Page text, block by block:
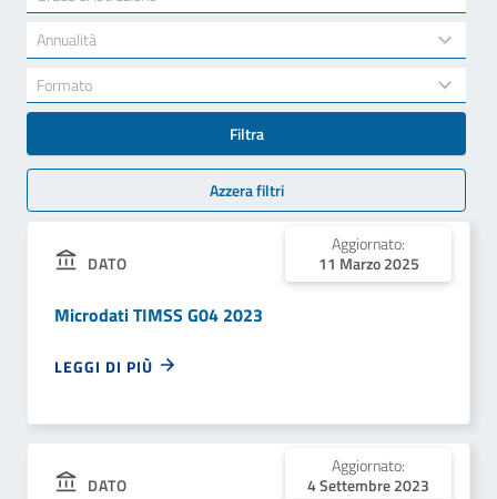
results
available
Annualità
34
results
available
Formato
results
available
Filtra
Azzera filtri
DATO
Aggiornato:
11 Marzo 2025
Microdati TIMSS G04 2023
LEGGI DI PIÙ
DATO
Aggiornato:
4 Settembre 2023